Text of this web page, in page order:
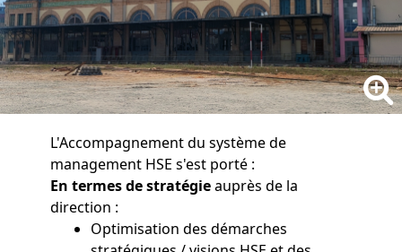
L'Accompagnement du système de
management HSE s'est porté :
En termes de stratégieauprès de la
direction :
Optimisation des démarches